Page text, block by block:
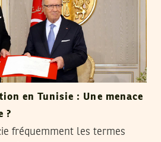
en Tunisie : Une menace
?
fréquemment les termes